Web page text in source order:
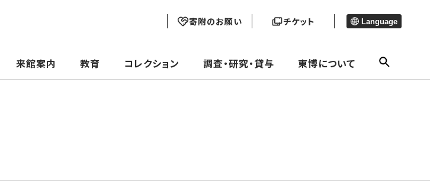
寄附のお願い チケット Language
来館案内 教育 コレクション 調査・研究・貸与 東博について